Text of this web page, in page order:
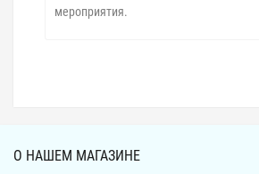
мероприятия.
О НАШЕМ МАГАЗИНЕ